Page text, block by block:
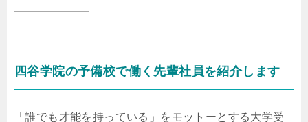
四谷学院の予備校で働く先輩社員を紹介します
「誰でも才能を持っている」をモットーとする大学受